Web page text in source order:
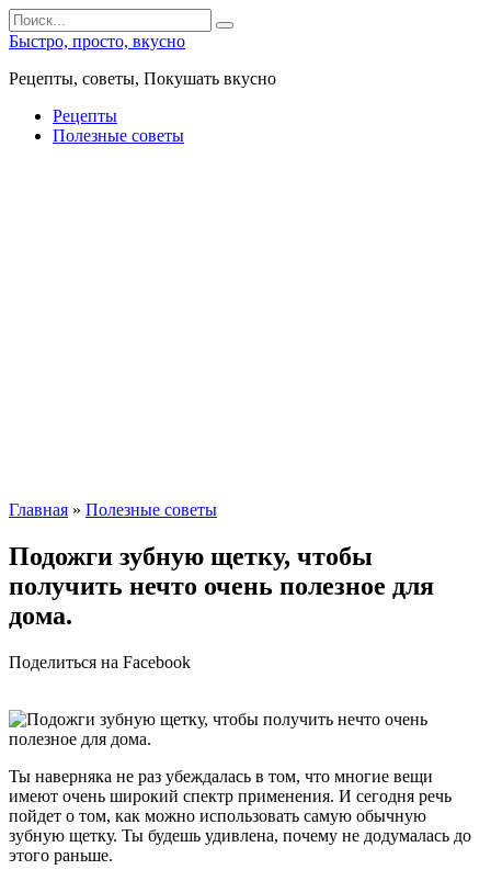
Перейти
к
контенту
Search
for:
Быстро, просто, вкусно
Рецепты, советы, Покушать вкусно
Рецепты
Полезные советы
Главная » Полезные советы
Подожги зубную щетку, чтобы
получить нечто очень полезное для
дома.
Поделиться на Facebook
Ты наверняка не раз убеждалась в том, что многие вещи
имеют очень широкий спектр применения. И сегодня речь
пойдет о том, как можно использовать самую обычную
зубную щетку. Ты будешь удивлена, почему не додумалась до
этого раньше.